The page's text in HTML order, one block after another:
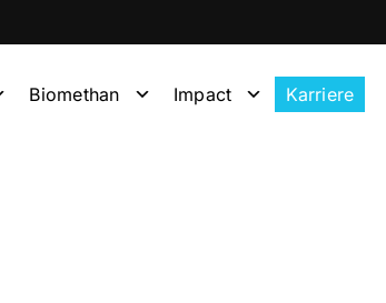
Biomethan Impact Karriere